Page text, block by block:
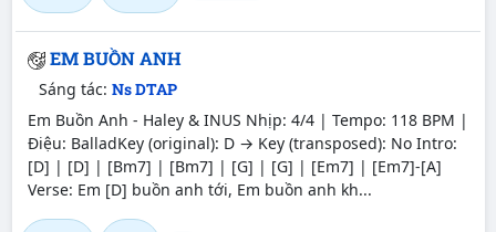
EM BUỒN ANH
Sáng tác: Ns DTAP
Em Buồn Anh - Haley & INUS Nhịp: 4/4 | Tempo: 118 BPM |
Điệu: BalladKey (original): D → Key (transposed): No Intro:
[D] | [D] | [Bm7] | [Bm7] | [G] | [G] | [Em7] | [Em7]-[A]
Verse: Em [D] buồn anh tới, Em buồn anh kh...